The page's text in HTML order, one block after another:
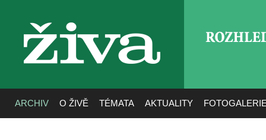
živa
ARCHIV O ŽIVĚ TÉMATA AKTUALITY